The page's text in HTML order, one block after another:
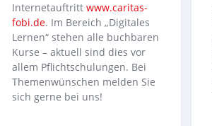
Internetauftritt www.caritas-
fobi.de. Im Bereich „Digitales
Lernen“ stehen alle buchbaren
Kurse – aktuell sind dies vor
allem Pflichtschulungen. Bei
Themenwünschen melden Sie
sich gerne bei uns!